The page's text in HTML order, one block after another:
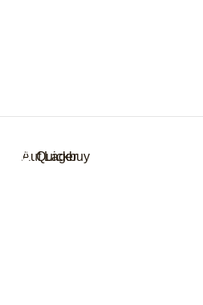
Quickbuy
Auf Lager